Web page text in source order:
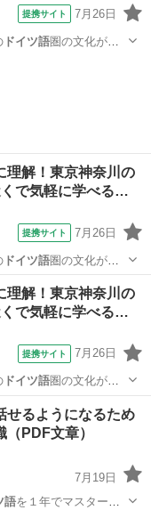
提携サイト 7月26日
ドイツ語圏の文化が入
理解！東京神奈川の
で気軽に学べる…
提携サイト 7月26日
ドイツ語圏の文化が入
っか… できます。初め
、ドイツ語圏への留学
理解！東京神奈川の
で気軽に学べる…
提携サイト 7月26日
ドイツ語圏の文化が入
っか… できます。初め
、ドイツ語圏への留学
せるようになるため
PDF文章）
7月19日
語を１年でマスターで